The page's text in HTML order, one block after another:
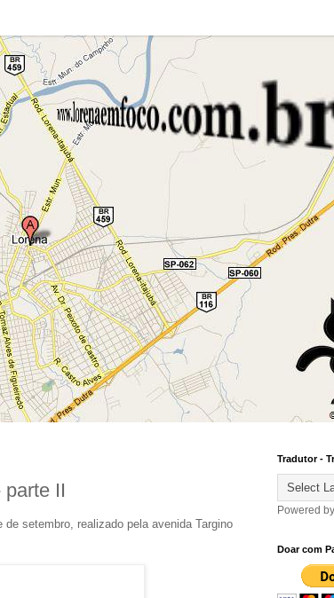
II
setembro, realizado pela avenida Targino
Tradutor -
Powered by
Doar com